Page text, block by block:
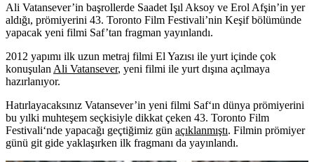
Ali Vatansever’in başrollerde Saadet Işıl Aksoy ve Erol Afşin’in yer
aldığı, prömiyerini 43. Toronto Film Festivali’nin Keşif bölümünde
yapacak yeni filmi Saf’tan fragman yayınlandı.
2012 yapımı ilk uzun metraj filmi El Yazısı ile yurt içinde çok
konuşulan Ali Vatansever, yeni filmi ile yurt dışına açılmaya
hazırlanıyor.
Hatırlayacaksınız Vatansever’in yeni filmi Saf‘ın dünya prömiyerini
bu yılki muhteşem seçkisiyle dikkat çeken 43. Toronto Film
Festivali‘nde yapacağı geçtiğimiz gün açıklanmıştı. Filmin prömiyer
günü git gide yaklaşırken ilk fragmanı da yayınlandı.